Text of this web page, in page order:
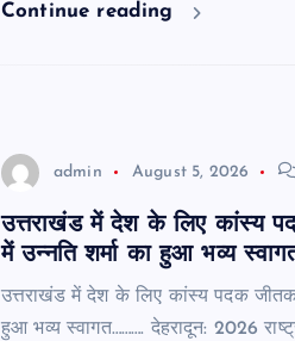
Continue reading
admin August 5, 2026
उत्तराखंड में देश के लिए कांस्य
में उन्नति शर्मा का हुआ भव्य
उत्तराखंड में देश के लिए कांस्य पदक जीतकर
हुआ भव्य स्वागत………. देहरादून: 2026